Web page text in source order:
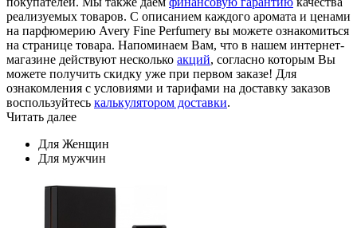
реализуемых товаров. С описанием каждого аромата и ценами
на парфюмерию Avery Fine Perfumery вы можете ознакомиться
на странице товара. Напоминаем Вам, что в нашем интернет-
магазине действуют несколько акций, согласно которым Вы
можете получить скидку уже при первом заказе! Для
ознакомления с условиями и тарифами на доставку заказов
воспользуйтесь калькулятором доставки.
Читать далее
Для Женщин
Для мужчин